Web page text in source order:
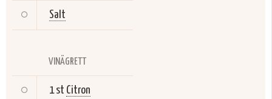
Salt
VINÄGRETT
1 st Citron